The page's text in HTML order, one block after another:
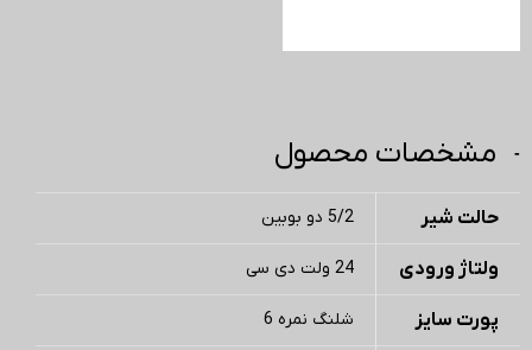
مشخصات محصول
حالت شیر 5/2 دو بوبین
ولتاژ ورودی 24 ولت دی سی
پورت سایز شلنگ نمره 6